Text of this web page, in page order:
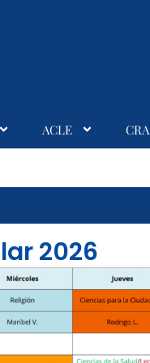
ACLE CRA
2026